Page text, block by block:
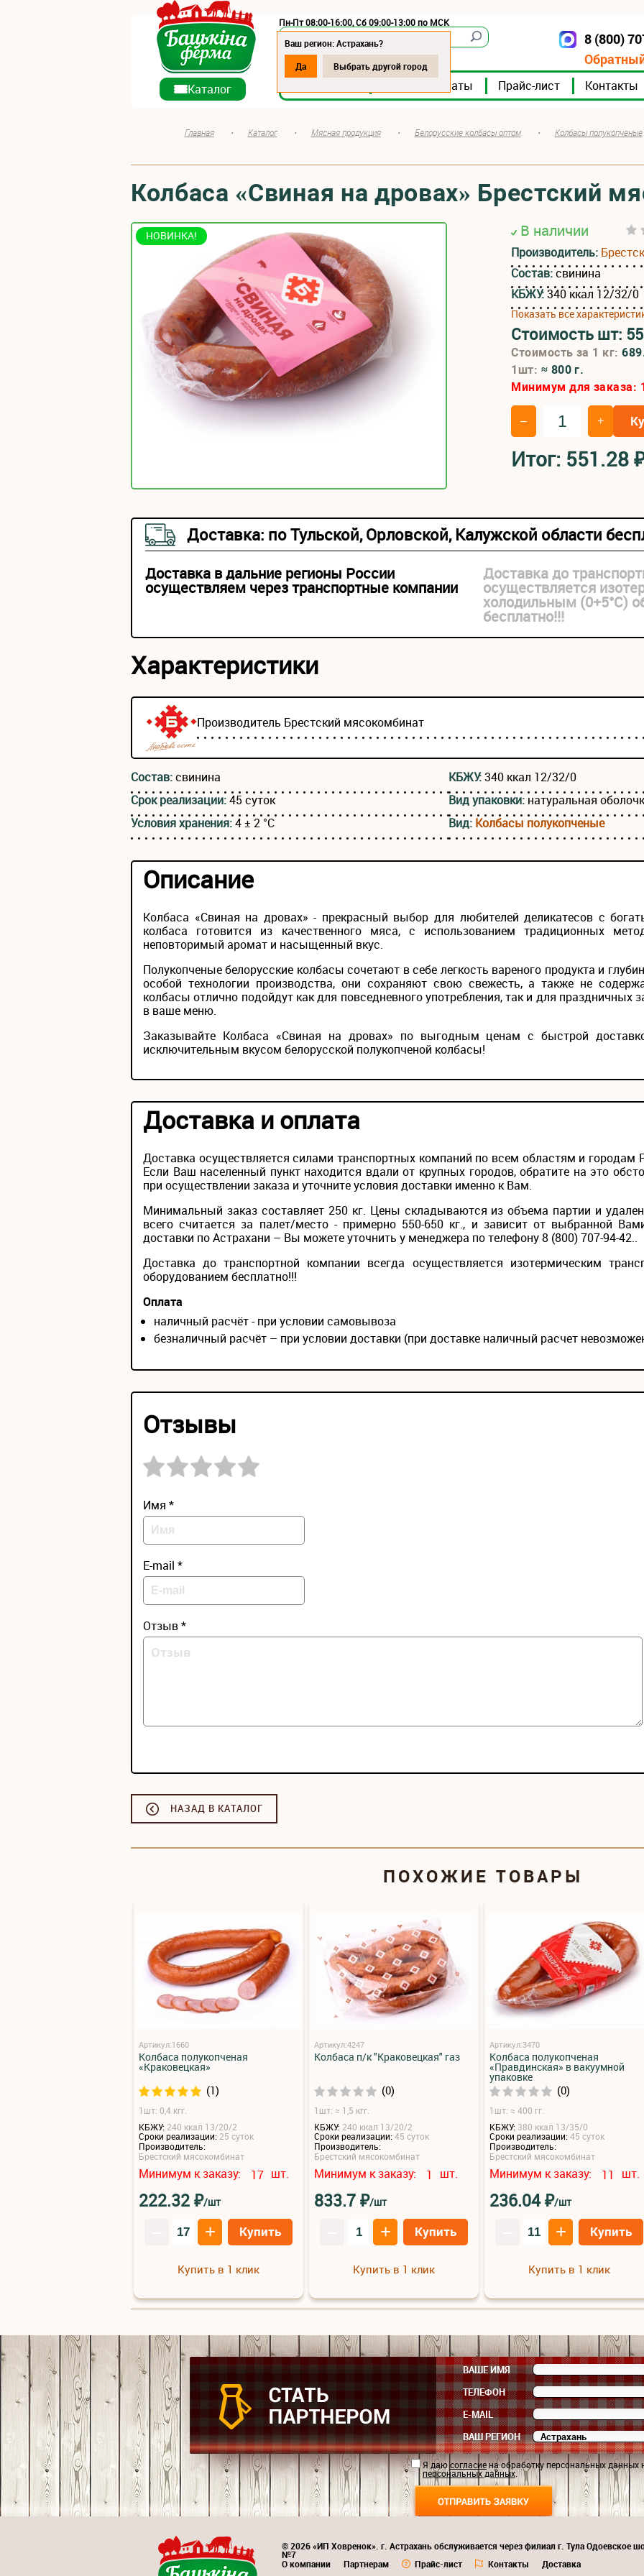
Пн-Пт 08:00-16:00, Сб 09:00-13:00 по МСК
Мясокомбинаты Прайс-лист Контакты
8 (800)
Ваш регион: Астрахань?
Да
Выбрать другой город
Каталог
Главная • Каталог • Мясная продукция • Белорусские колбасы оптом • Колбасы полукопченые
Колбаса «Свиная на дровах» Брестский
НОВИНКА! В наличии
Производитель:
Состав:свинина
КБЖУ:340 ккал 12/32/0
Показать все
Стоимость шт:
Стоимость за 1 кг:
1шт: ≈ 800 г.
Минимум для заказа:
– +
Итог: 551.28
Доставка: по Тульской, Орловской, Калужской области
Доставка в дальние регионы России
осуществляем через транспортные компании
Доставка до
осуществляется
холодильным (0+5°С)
бесплатно!!!
Характеристики
Производитель Брестский мясокомбинат
Состав:свинина КБЖУ:340 ккал 12/32/0
Срок реализации:45 суток Вид упаковки: натуральная
Условия хранения:4 ± 2 °С Вид: Колбасы полукопченые
Описание
Колбаса «Свиная на дровах» - прекрасный выбор для любителей деликатесов с
колбаса готовится из качественного мяса, с использованием традиционных
неповторимый аромат и насыщенный вкус.
Полукопченые белорусские колбасы сочетают в себе легкость вареного продукта и
особой технологии производства, они сохраняют свою свежесть, а также не
колбасы отлично подойдут как для повседневного употребления, так и для праздничных
в ваше меню.
Заказывайте Колбаса «Свиная на дровах» по выгодным ценам с быстрой
исключительным вкусом белорусской полукопченой колбасы!
Доставка и оплата
Доставка осуществляется силами транспортных компаний по всем областям и городам
Если Ваш населенный пункт находится вдали от крупных городов, обратите на это
при осуществлении заказа и уточните условия доставки именно к Вам.
Минимальный заказ составляет 250 кг. Цены складываются из объема партии и
всего считается за палет/место - примерно 550-650 кг., и зависит от выбранной
доставки по Астрахани – Вы можете уточнить у менеджера по телефону 8 (800) 707-94-42..
Доставка до транспортной компании всегда осуществляется изотермическим
оборудованием бесплатно!!!
Оплата
наличный расчёт - при условии самовывоза
безналичный расчёт – при условии доставки (при доставке наличный расчет
Отзывы
Имя *
E-mail *
Отзыв *
НАЗАД В КАТАЛОГ
ПОХОЖИЕ ТОВАРЫ
Артикул:1660
Колбаса полукопченая
«Краковецкая»
(1)
1шт: 0,4 кгг.
КБЖУ: 240 ккал 13/20/2
Сроки реализации:25 суток
Производитель:
Брестский мясокомбинат
Минимум к заказу: 17 шт.
222.32₽/шт
+ Купить
Купить в 1 клик
Артикул:4247
Колбаса п/к "Краковецкая" газ
(0)
1шт: ≈ 1,5 кгг.
КБЖУ: 240 ккал 13/20/2
Сроки реализации:45 суток
Производитель:
Брестский мясокомбинат
Минимум к заказу: 1 шт.
833.7₽/шт
+ Купить
Купить в 1 клик
Артикул:3470
Колбаса полукопченая
«Правдинская» в вакуумной
упаковке
(0)
1шт: ≈ 400 гг.
КБЖУ: 380 ккал 13/35/0
Сроки реализации:45 суток
Производитель:
Брестский мясокомбинат
Минимум к заказу: 11 шт.
236.04₽/шт
+ Купить
Купить в 1 клик
ВАШЕ ИМЯ
ТЕЛЕФОН
E-MAIL
ВАШ РЕГИОН
Я даюсогласиена обработку персональных данных
персональных данных.
© 2026 «ИП Ховренок». г. Астрахань обслуживается через филиал г. Тула Одоевское
№7
О компании
Партнерам Прайс-лист Контакты
Доставка